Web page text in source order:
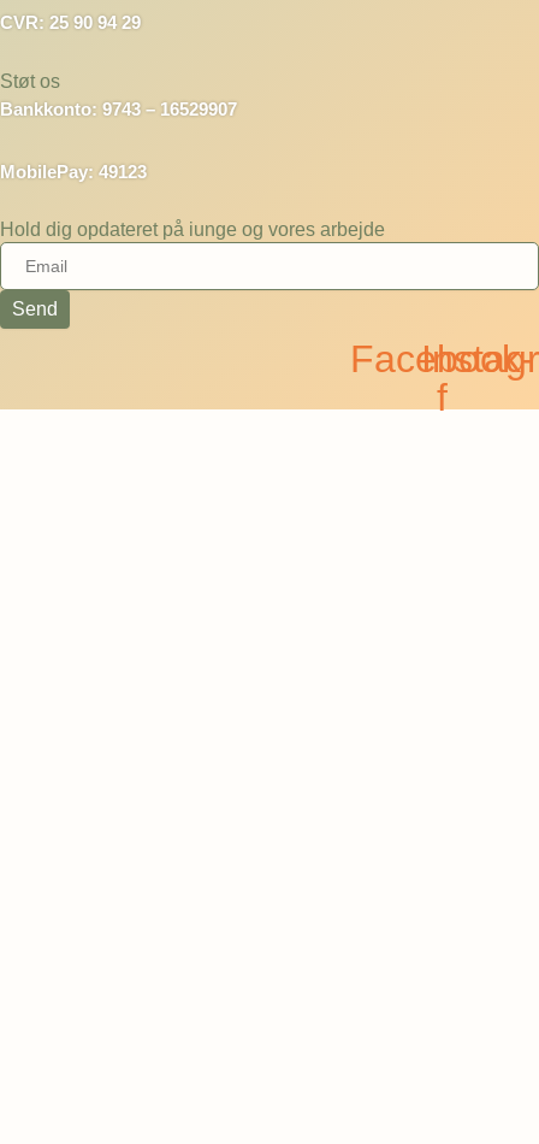
CVR: 25 90 94 29
Støt os
Bankkonto: 9743 – 16529907
MobilePay: 49123
Hold dig opdateret på iunge og vores arbejde
Send
Facebook-
f